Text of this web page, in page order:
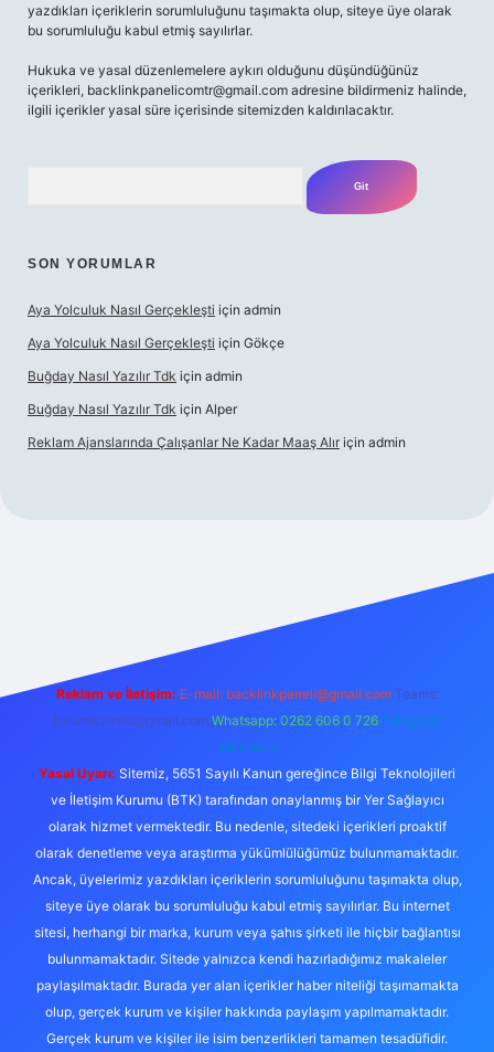
yazdıkları içeriklerin sorumluluğunu taşımakta olup, siteye üye olarak
bu sorumluluğu kabul etmiş sayılırlar.
Hukuka ve yasal düzenlemelere aykırı olduğunu düşündüğünüz
içerikleri, backlinkpanelicomtr@gmail.com adresine bildirmeniz halinde,
ilgili içerikler yasal süre içerisinde sitemizden kaldırılacaktır.
SON YORUMLAR
Aya Yolculuk Nasıl Gerçekleşti için admin
Aya Yolculuk Nasıl Gerçekleşti için Gökçe
Buğday Nasıl Yazılır Tdk için admin
Buğday Nasıl Yazılır Tdk için Alper
Reklam Ajanslarında Çalışanlar Ne Kadar Maaş Alır için admin
Reklam ve İletişim: E-mail: backlinkpaneli@gmail.com Teams:
forumhizmeti@gmail.com Whatsapp: 0262 606 0 726 Telegram:
@karabul
Yasal Uyarı: Sitemiz, 5651 Sayılı Kanun gereğince Bilgi Teknolojileri
ve İletişim Kurumu (BTK) tarafından onaylanmış bir Yer Sağlayıcı
olarak hizmet vermektedir. Bu nedenle, sitedeki içerikleri proaktif
olarak denetleme veya araştırma yükümlülüğümüz bulunmamaktadır.
Ancak, üyelerimiz yazdıkları içeriklerin sorumluluğunu taşımakta olup,
siteye üye olarak bu sorumluluğu kabul etmiş sayılırlar. Bu internet
sitesi, herhangi bir marka, kurum veya şahıs şirketi ile hiçbir bağlantısı
bulunmamaktadır. Sitede yalnızca kendi hazırladığımız makaleler
paylaşılmaktadır. Burada yer alan içerikler haber niteliği taşımamakta
olup, gerçek kurum ve kişiler hakkında paylaşım yapılmamaktadır.
Gerçek kurum ve kişiler ile isim benzerlikleri tamamen tesadüfidir.